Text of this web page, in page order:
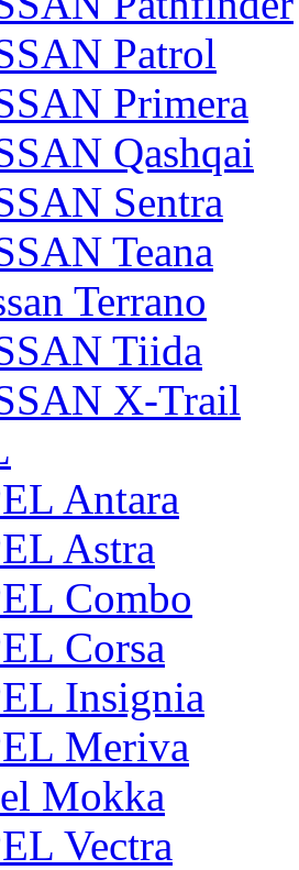
Patrol
Primera
Qashqai
Sentra
Teana
Terrano
Tiida
X-Trail
Antara
Astra
Combo
Corsa
Insignia
Meriva
Mokka
Vectra